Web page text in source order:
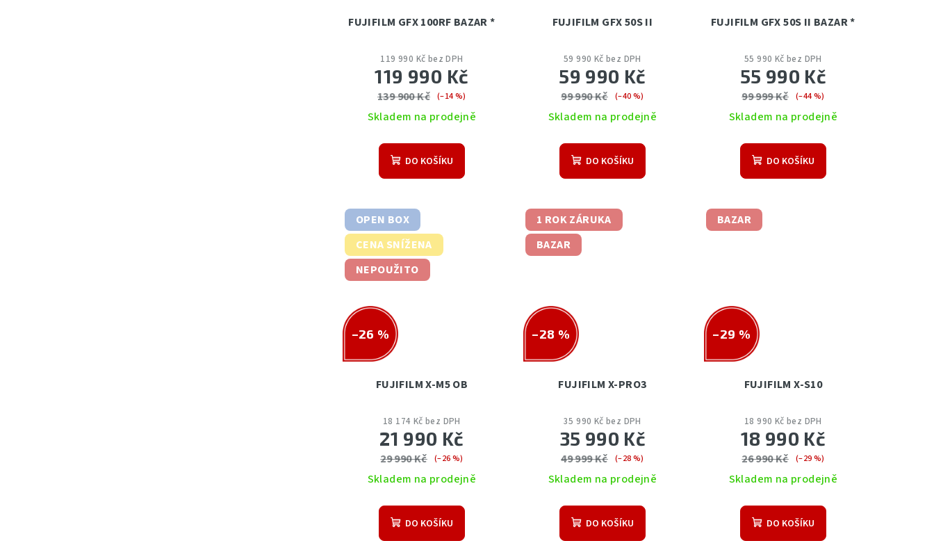
FUJIFILM GFX 100RF BAZAR *
119 990 Kč bez DPH
119 990 Kč
139 900 Kč (–14 %)
Skladem na prodejně
DO KOŠÍKU
FUJIFILM GFX 50S II
59 990 Kč bez DPH
59 990 Kč
99 990 Kč (–40 %)
Skladem na prodejně
DO KOŠÍKU
FUJIFILM GFX 50S II BAZAR *
55 990 Kč bez DPH
55 990 Kč
99 999 Kč (–44 %)
Skladem na prodejně
DO KOŠÍKU
OPEN BOX
CENA SNÍŽENA
NEPOUŽITO
–26 %
FUJIFILM X-M5 OB
18 174 Kč bez DPH
21 990 Kč
29 990 Kč (–26 %)
Skladem na prodejně
DO KOŠÍKU
1 ROK ZÁRUKA
BAZAR
–28 %
FUJIFILM X-PRO3
35 990 Kč bez DPH
35 990 Kč
49 999 Kč (–28 %)
Skladem na prodejně
DO KOŠÍKU
BAZAR
–29 %
FUJIFILM X-S10
18 990 Kč bez DPH
18 990 Kč
26 990 Kč (–29 %)
Skladem na prodejně
DO KOŠÍKU